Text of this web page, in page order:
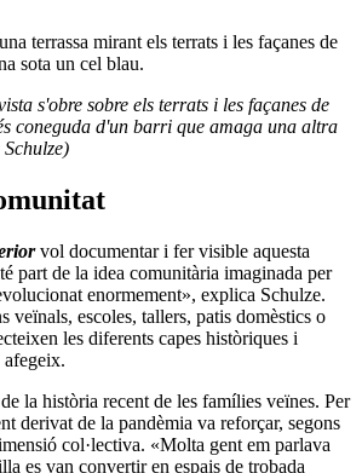
s'obre sobre els terrats i les façanes de
coneguda d'un barri que amaga una altra
vol documentar i fer visible aquesta
part de la idea comunitària imaginada per
enormement», explica Schulze.
veïnals, escoles, tallers, patis domèstics o
les diferents capes històriques i
afegeix.
la història recent de les famílies veïnes. Per
derivat de la pandèmia va reforçar, segons
col·lectiva. «Molta gent em parlava
es van convertir en espais de trobada